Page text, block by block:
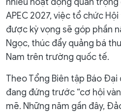
APEC 2027, việc tổ chức
được kỳ vọng sẽ góp phần
Ngọc, thúc đẩy quảng bá
Nam trên trường quốc tế.
Theo Tổng Biên tập Báo
đang đứng trước “cơ hội
mẽ. Những năm gần đây,